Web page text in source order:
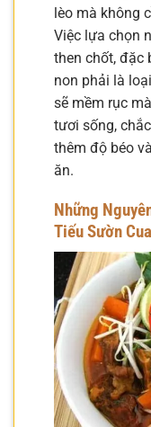
lèo mà không
Việc lựa chọn
then chốt, đặc
non phải là
sẽ mềm rục
tươi sống,
thêm độ béo
ăn.
Những
Tiếu Sườn